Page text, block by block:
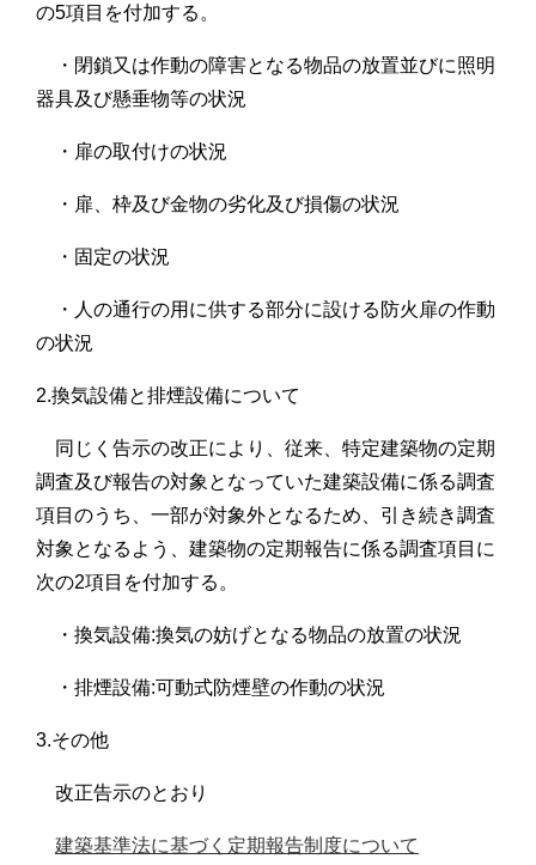
の5項目を付加する。
・閉鎖又は作動の障害となる物品の放置並びに照明
器具及び懸垂物等の状況
・扉の取付けの状況
・扉、枠及び金物の劣化及び損傷の状況
・固定の状況
・人の通行の用に供する部分に設ける防火扉の作動
の状況
2.換気設備と排煙設備について
同じく告示の改正により、従来、特定建築物の定期
調査及び報告の対象となっていた建築設備に係る調査
項目のうち、一部が対象外となるため、引き続き調査
対象となるよう、建築物の定期報告に係る調査項目に
次の2項目を付加する。
・換気設備:換気の妨げとなる物品の放置の状況
・排煙設備:可動式防煙壁の作動の状況
3.その他
改正告示のとおり
建築基準法に基づく定期報告制度について